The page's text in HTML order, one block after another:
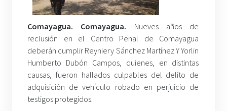
Comayagua. Comayagua. Nueves años de
reclusión en el Centro Penal de Comayagua
deberán cumplir Reyniery Sánchez Martínez Y Yorlin
Humberto Dubón Campos, quienes, en distintas
causas, fueron hallados culpables del delito de
adquisición de vehículo robado en perjuicio de
testigos protegidos.